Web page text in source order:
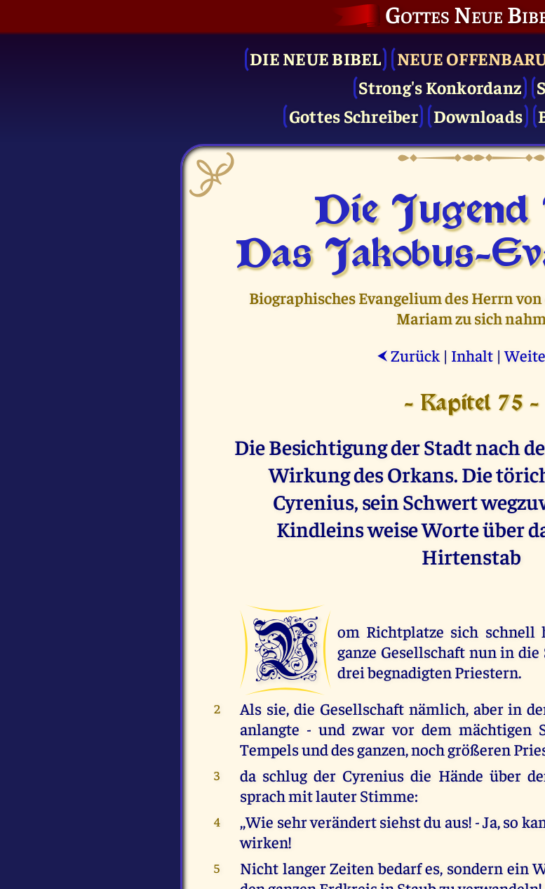
Gottes Neue
DIE NEUE BIBEL NEUE
Strong's Konkordanz
Gottes Schreiber
Downloads
Die Jugend
Das Jakobus-
Biographisches Evangelium des Herrn
Mariam zu sich
⮜ Zurück | Inhalt |
- Kapitel 75 -
Die Besichtigung der Stadt nach
Wirkung des Orkans. Die
Cyrenius, sein Schwert
Kindleins weise Worte über
Hirtenstab
V
om Richtplatze sich schnell
ganze Gesellschaft nun in
drei begnadigten Priestern.
2
Als sie, die Gesellschaft nämlich, aber in
anlangte - und zwar vor dem mächtigen
Tempels und des ganzen, noch größeren
3
da schlug der Cyrenius die Hände über
sprach mit lauter Stimme:
4
,,Wie sehr verändert siehst du aus! - Ja, so
wirken!
5
Nicht langer Zeiten bedarf es, sondern ein